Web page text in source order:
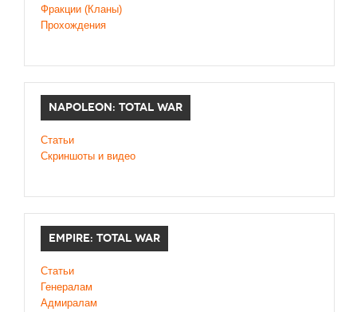
Фракции (Кланы)
Прохождения
NAPOLEON: TOTAL WAR
Статьи
Скриншоты и видео
EMPIRE: TOTAL WAR
Статьи
Генералам
Адмиралам